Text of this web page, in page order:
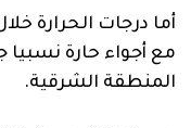
أما درجات الحرارة
مع أجواء حارة
المنطقة الشرقية.